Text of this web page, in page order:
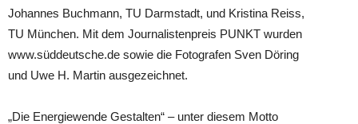
Johannes Buchmann, TU Darmstadt, und Kristina Reiss,
TU München. Mit dem Journalistenpreis PUNKT wurden
www.süddeutsche.de sowie die Fotografen Sven Döring
und Uwe H. Martin ausgezeichnet.
„Die Energiewende Gestalten“ – unter diesem Motto